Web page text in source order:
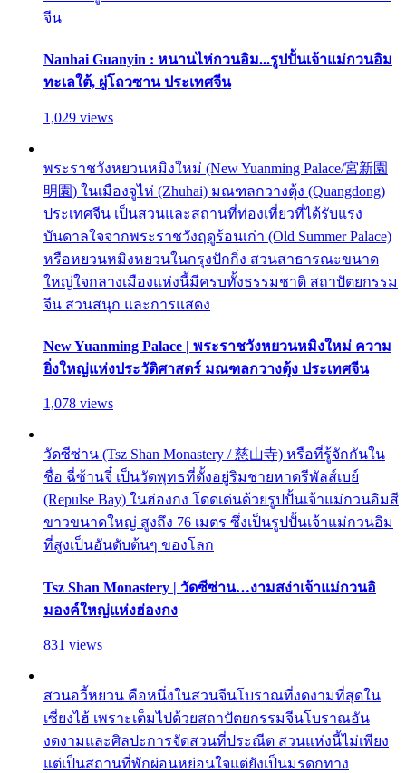
จีน
Nanhai Guanyin : หนานไห่กวนอิม...รูปปั้นเจ้าแม่กวนอิม
ทะเลใต้, ผู่โถวซาน ประเทศจีน
1,029 views
พระราชวังหยวนหมิงใหม่ (New Yuanming Palace/宮新園
明園) ในเมืองจูไห่ (Zhuhai) มณฑลกวางตุ้ง (Quangdong)
ประเทศจีน เป็นสวนและสถานที่ท่องเที่ยวที่ได้รับแรง
บันดาลใจจากพระราชวังฤดูร้อนเก่า (Old Summer Palace)
หรือหยวนหมิงหยวนในกรุงปักกิ่ง สวนสาธารณะขนาด
ใหญ่ใจกลางเมืองแห่งนี้มีครบทั้งธรรมชาติ สถาปัตยกรรม
จีน สวนสนุก และการแสดง
New Yuanming Palace | พระราชวังหยวนหมิงใหม่ ความ
ยิ่งใหญ่แห่งประวัติศาสตร์ มณฑลกวางตุ้ง ประเทศจีน
1,078 views
วัดซีซ่าน (Tsz Shan Monastery / 慈山寺) หรือที่รู้จักกันใน
ชื่อ ฉี่ซ้านจี๋ เป็นวัดพุทธที่ตั้งอยู่ริมชายหาดรีพัลส์เบย์
(Repulse Bay) ในฮ่องกง โดดเด่นด้วยรูปปั้นเจ้าแม่กวนอิมสี
ขาวขนาดใหญ่ สูงถึง 76 เมตร ซึ่งเป็นรูปปั้นเจ้าแม่กวนอิม
ที่สูงเป็นอันดับต้นๆ ของโลก
Tsz Shan Monastery | วัดซีซ่าน…งามสง่าเจ้าแม่กวนอิ
มองค์ใหญ่แห่งฮ่องกง
831 views
สวนอวี้หยวน คือหนึ่งในสวนจีนโบราณที่งดงามที่สุดใน
เซี่ยงไฮ้ เพราะเต็มไปด้วยสถาปัตยกรรมจีนโบราณอัน
งดงามและศิลปะการจัดสวนที่ประณีต สวนแห่งนี้ไม่เพียง
แต่เป็นสถานที่พักผ่อนหย่อนใจแต่ยังเป็นมรดกทาง